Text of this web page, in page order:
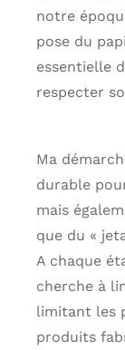
notre
pose du
essentielle
respecter
Ma
durable
mais
que du «
A chaque
cherche à
limitant les
produits